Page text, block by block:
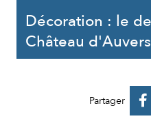
Décoration : le
Château d'Auvers
Partager 